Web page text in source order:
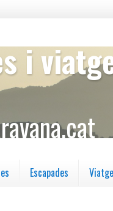
i
Escapades